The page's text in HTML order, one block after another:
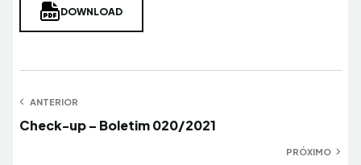
DOWNLOAD
Navegação
de
ANTERIOR
Anterior
Check-up – Boletim 020/2021
PRÓXIMO